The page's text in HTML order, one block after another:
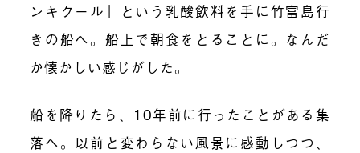
ンキクール」という乳酸飲料を手に竹富島行
きの船へ。船上で朝食をとることに。なんだ
か懐かしい感じがした。
船を降りたら、10年前に行ったことがある集
落へ。以前と変わらない風景に感動しつつ、